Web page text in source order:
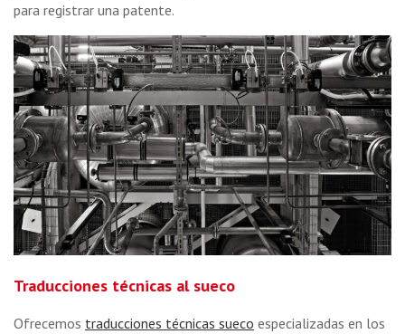
para registrar una patente.
Traducciones técnicas al sueco
Ofrecemos traducciones técnicas sueco especializadas en los